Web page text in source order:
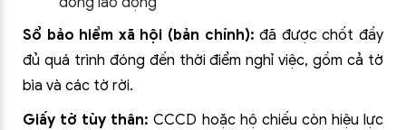
Sổ bảo hiểm xã hội (bản chính): đã được chốt đầy
đủ quá trình đóng đến thời điểm nghỉ việc, gồm cả tờ
bìa và các tờ rời.
Giấy tờ tùy thân: CCCD hoặc hộ chiếu còn hiệu lực